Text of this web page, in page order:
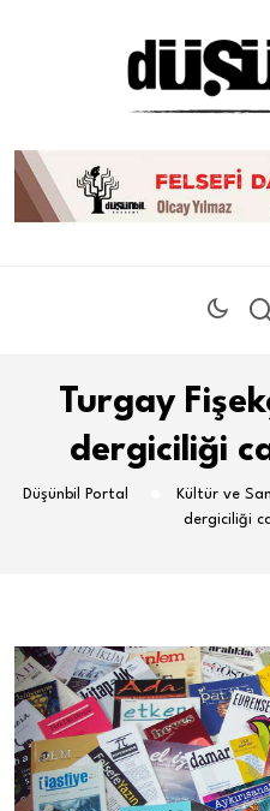
Turgay
dergiciliği
Düşünbil Portal Kültür ve
dergiciliği